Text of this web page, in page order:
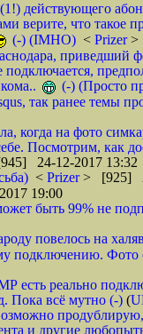
действующего
верите, что такое
(-) (IMHO) < Prizer>
приведший
(-) (Просто
так ранее темы
когда на фото
Посмотрим, как
24-12-2017 13:32
< Prizer> [925]
19:00
быть 99% не
повелось на
подключению. Фото
есть реально
Пока всё мутно (-) (
и другие